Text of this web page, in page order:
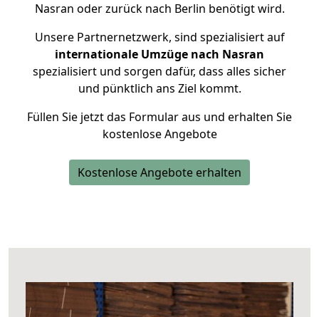
Nasran oder zurück nach Berlin benötigt wird.
Unsere Partnernetzwerk, sind spezialisiert auf
internationale Umzüge nach Nasran
spezialisiert und sorgen dafür, dass alles sicher
und pünktlich ans Ziel kommt.
Füllen Sie jetzt das Formular aus und erhalten Sie
kostenlose Angebote
Kostenlose Angebote erhalten